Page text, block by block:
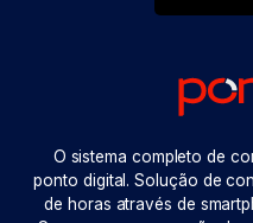
O sistema completo de
ponto digital. Solução de
de horas através de